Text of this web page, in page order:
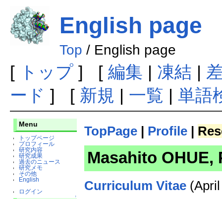
English page
Top / English page
[ トップ] [ 編集 | 凍結 |
ード ] [ 新規 | 一覧 | 単語
Menu
トップページ
プロフィール
研究内容
研究成果
過去のニュース
研究メモ
その他
English
ログイン
↑
TopPage Profile
Masahito OHUE,
Curriculum Vitae